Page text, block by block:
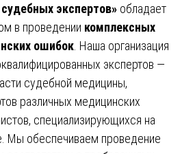
экспертов» обладает
в проведении комплексных
ошибок . Наша организация
экспертов —
судебной медицины,
различных медицинских
специализирующихся на
Мы обеспечиваем проведение